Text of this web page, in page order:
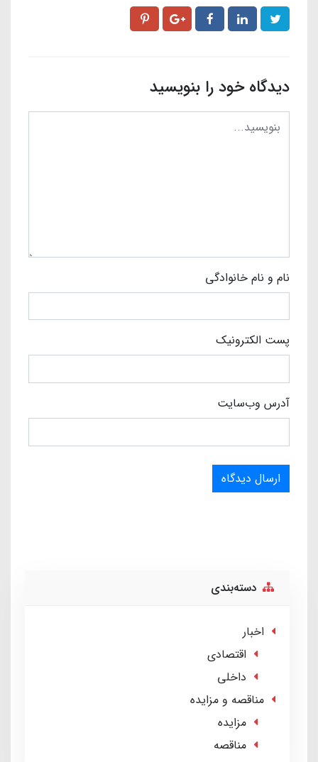
دیدگاه خود را بنویسید
نام و نام خانوادگی
پست الکترونیک
آدرس وب‌سایت
ارسال دیدگاه
دسته‌بندی
اخبار
اقتصادی
داخلی
مناقصه و مزایده
مزایده
مناقصه